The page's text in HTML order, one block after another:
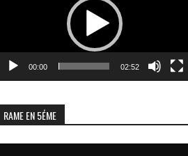
00:00 02:52
RAME EN 5ÉME